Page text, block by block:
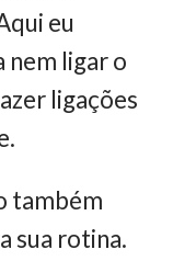
eu
nem ligar o
ligações
também
sua rotina.